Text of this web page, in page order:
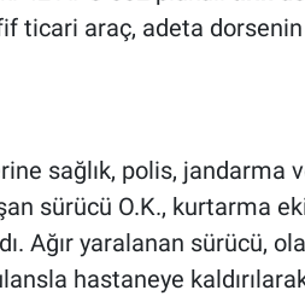
ticari araç, adeta dorsenin
sağlık, polis, jandarma
sürücü O.K., kurtarma
Ağır yaralanan sürücü,
hastaneye